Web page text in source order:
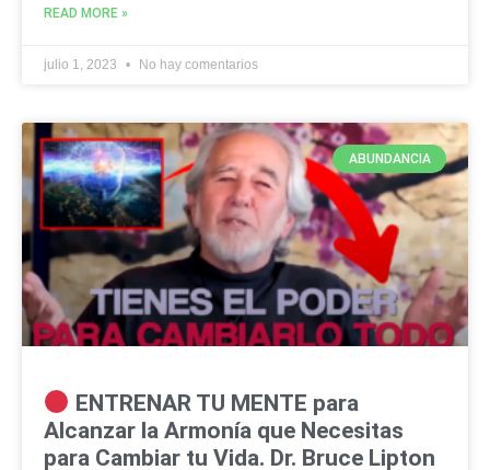
READ MORE »
julio 1, 2023 No hay comentarios
ABUNDANCIA
ENTRENAR TU MENTE para
Alcanzar la Armonía que Necesitas
para Cambiar tu Vida. Dr. Bruce Lipton